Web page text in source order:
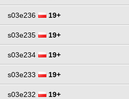
s03e236 19+
s03e235 19+
s03e234 19+
s03e233 19+
s03e232 19+